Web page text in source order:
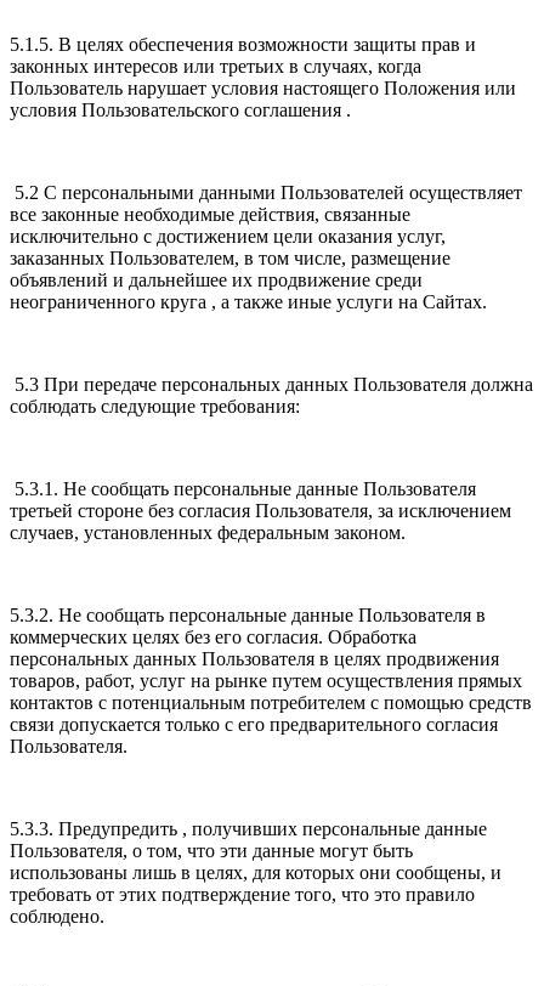
5.1.5. В целях обеспечения возможности защиты прав и
законных интересов или третьих в случаях, когда
Пользователь нарушает условия настоящего Положения или
условия Пользовательского соглашения .
5.2 С персональными данными Пользователей осуществляет
все законные необходимые действия, связанные
исключительно с достижением цели оказания услуг,
заказанных Пользователем, в том числе, размещение
объявлений и дальнейшее их продвижение среди
неограниченного круга , а также иные услуги на Сайтах.
5.3 При передаче персональных данных Пользователя должна
соблюдать следующие требования:
5.3.1. Не сообщать персональные данные Пользователя
третьей стороне без согласия Пользователя, за исключением
случаев, установленных федеральным законом.
5.3.2. Не сообщать персональные данные Пользователя в
коммерческих целях без его согласия. Обработка
персональных данных Пользователя в целях продвижения
товаров, работ, услуг на рынке путем осуществления прямых
контактов с потенциальным потребителем с помощью средств
связи допускается только с его предварительного согласия
Пользователя.
5.3.3. Предупредить , получивших персональные данные
Пользователя, о том, что эти данные могут быть
использованы лишь в целях, для которых они сообщены, и
требовать от этих подтверждение того, что это правило
соблюдено.